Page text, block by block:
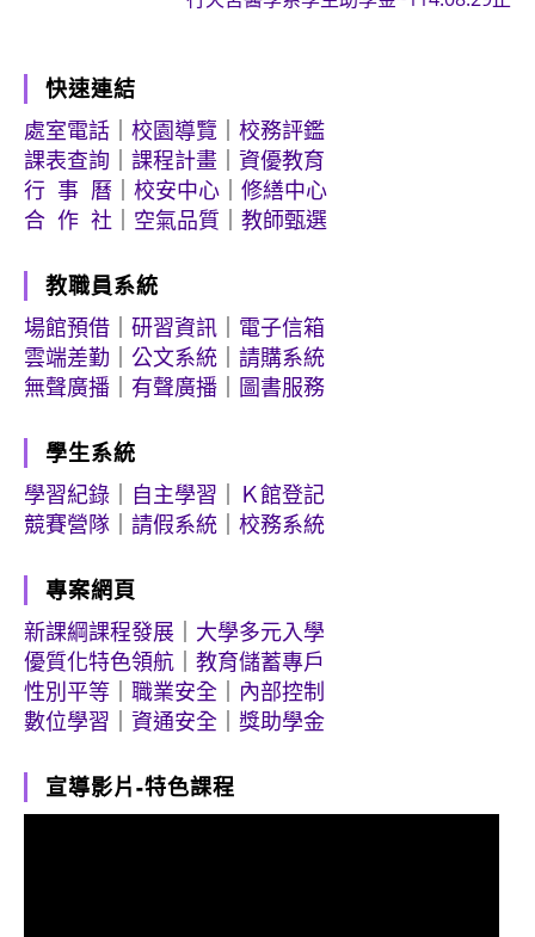
快速連結
處室電話
校園導覽
校務評鑑
課表查詢
課程計畫
資優教育
行 事 曆
校安中心
修繕中心
合 作 社
空氣品質 教師甄選
教職員系統
場館預借
研習資訊
電子信箱
雲端差勤
公文系統
請購系統
無聲廣播
有聲廣播 圖書服務
學生系統
學習紀錄
自主學習
Ｋ館登記
競賽營隊
請假系統 校務系統
專案網頁
新課綱課程發展
大學多元入學
優質化特色領航
教育儲蓄專戶
性別平等
職業安全
內部控制
數位學習
資通安全 獎助學金
宣導影片-特色課程